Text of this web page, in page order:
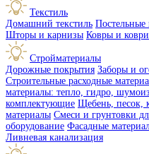
Текстиль
Домашний текстиль Постельные
Шторы и карнизы Ковры и
Стройматериалы
Дорожные покрытия Заборы и
Строительные расходные
материалы: тепло, гидро,
комплектующие Щебень, песок,
материалы Смеси и грунтовки
оборудование Фасадные
Ливневая канализация